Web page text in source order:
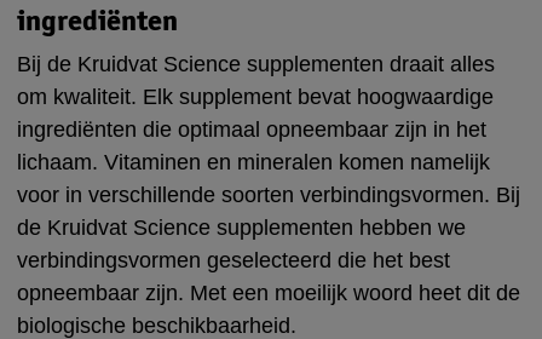
ingrediënten
Bij de Kruidvat Science supplementen draait alles
om kwaliteit. Elk supplement bevat hoogwaardige
ingrediënten die optimaal opneembaar zijn in het
lichaam. Vitaminen en mineralen komen namelijk
voor in verschillende soorten verbindingsvormen. Bij
de Kruidvat Science supplementen hebben we
verbindingsvormen geselecteerd die het best
opneembaar zijn. Met een moeilijk woord heet dit de
biologische beschikbaarheid.